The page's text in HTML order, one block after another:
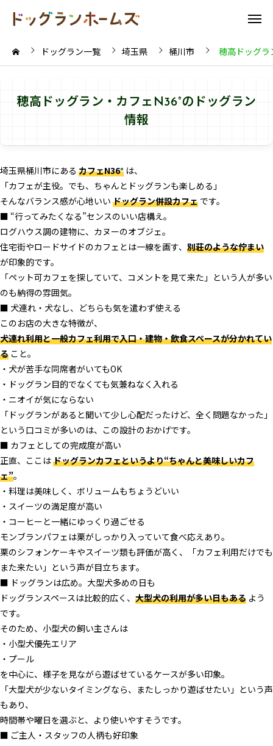
ドッグラン一覧 埼玉県 桶川市 穂高ドッグラ
穂高ドッグラン・カフェN36°のドッグラン
情報
埼玉県桶川市にある カフェN36° は、
「カフェが主役。でも、ちゃんとドッグランも楽しめる」
そんなバランス感が心地いい ドッグラン併設カフェ です。
■ “行ってみたくなる”センスのいい店構え。
ログハウス調の建物に、カヌーのオブジェ。
住宅街やロードサイドのカフェとは一線を画す、 別荘のような佇まい
が印象的です。
「ペット可カフェを探していて、コメントを見て来た」という人が多い
のも納得の雰囲気。
■ 犬連れ・犬なし、どちらも気を遣わず使える
このお店の大きな特徴が、
犬連れ利用と一般カフェ利用で入口・建物・飲食スペースが分かれてい
る こと。
・犬が苦手な同席者がいてもOK
・ドッグラン目的でなくても気兼ねなく入れる
・ニオイが気にならない
「ドッグランがあると聞いて少し心配だったけど、全く問題なかった」
という口コミが多いのは、この設計のおかげです。
■ カフェとしての完成度が高い
正直、ここはドッグランカフェというより“ちゃんと美味しいカフ
ェ”。
・料理は美味しく、ボリュームもちょうどいい
・スイーツの満足度が高い
・コーヒーと一緒にゆっくり過ごせる
モンブランパフェは栗がしっかり入っていて食べ応えあり。
栗のシフォンケーキやスイーツ類も評価が高く、「カフェ利用だけでも
また来たい」という声が目立ちます。
■ ドッグランは広め。大型犬多めの日も
ドッグランスペースは比較的広く、 大型犬の利用が多い日もある よう
です。
そのため、小型犬の飼い主さんは
・小型犬優先エリア
・プール
を中心に、様子を見ながら遊ばせているケースが多い印象。
「大型犬が少ないタイミングなら、またしっかり遊ばせたい」という声
もあり、
時間帯や曜日を選ぶと、より使いやすそうです。
■ ご主人・スタッフの人柄も好印象